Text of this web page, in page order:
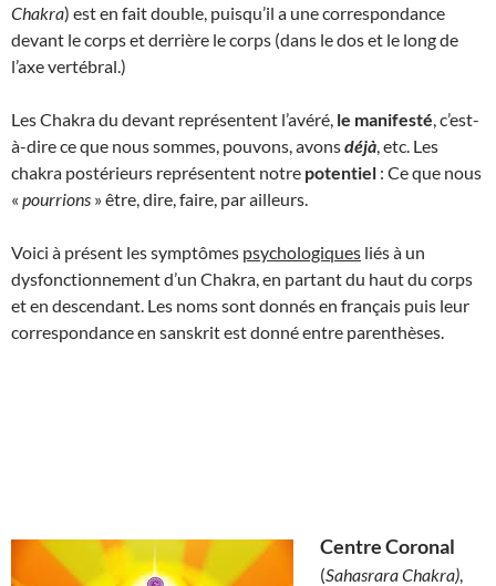
Chakra) est en fait double, puisqu’il a une correspondance
devant le corps et derrière le corps (dans le dos et le long de
l’axe vertébral.)
Les Chakra du devant représentent l’avéré, le manifesté , c’est-
à-dire ce que nous sommes, pouvons, avonsdéjà , etc. Les
chakra postérieurs représentent notre potentiel : Ce que nous
« pourrions » être, dire, faire, par ailleurs.
Voici à présent les symptômes psychologiques liés à un
dysfonctionnement d’un Chakra, en partant du haut du corps
et en descendant. Les noms sont donnés en français puis leur
correspondance en sanskrit est donné entre parenthèses.
Centre Coronal
(Sahasrara Chakra)